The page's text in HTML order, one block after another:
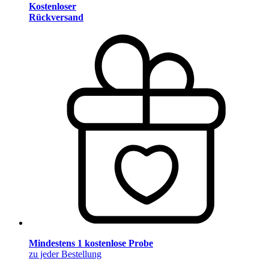
Kostenloser
Rückversand
Mindestens 1 kostenlose Probe
zu jeder Bestellung